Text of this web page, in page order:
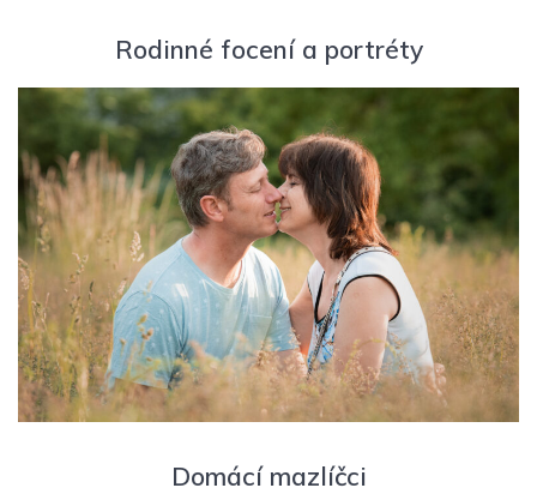
Rodinné focení a portréty
Domácí mazlíčci